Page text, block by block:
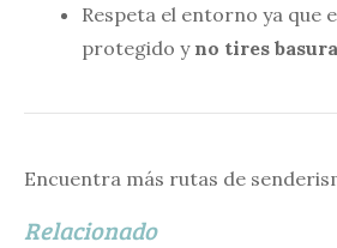
Respeta el entorno ya que
protegido y no tires basura
Encuentra más rutas de
Relacionado